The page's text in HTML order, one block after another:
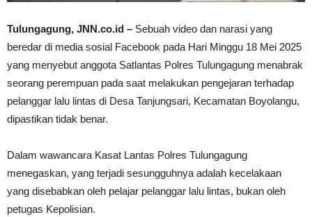
Tulungagung, JNN.co.id – Sebuah video dan narasi yang
beredar di media sosial Facebook pada Hari Minggu 18 Mei 2025
yang menyebut anggota Satlantas Polres Tulungagung menabrak
seorang perempuan pada saat melakukan pengejaran terhadap
pelanggar lalu lintas di Desa Tanjungsari, Kecamatan Boyolangu,
dipastikan tidak benar.
Dalam wawancara Kasat Lantas Polres Tulungagung
menegaskan, yang terjadi sesungguhnya adalah kecelakaan
yang disebabkan oleh pelajar pelanggar lalu lintas, bukan oleh
petugas Kepolisian.